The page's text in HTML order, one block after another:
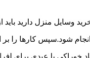
وسایل منزل دارید
شود.سپس کارها را
خوراکی یا عیدی برای